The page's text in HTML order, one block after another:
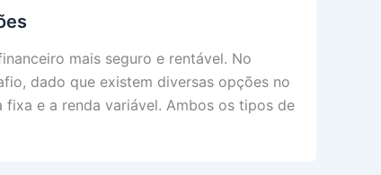
mais seguro e rentável. No
dado que existem diversas opções no
e a renda variável. Ambos os tipos de